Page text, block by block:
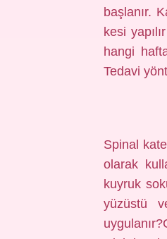
başlanır.
kesi
hangi
Tedavi
Spinal
olarak
kuyruk
yüzüstü